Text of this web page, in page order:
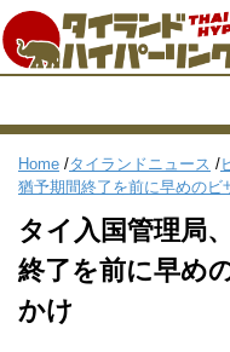
Home /タイランドニュース /
猶予期間終了を前に早めのビ
タイ入国管理局
終了を前に早め
かけ